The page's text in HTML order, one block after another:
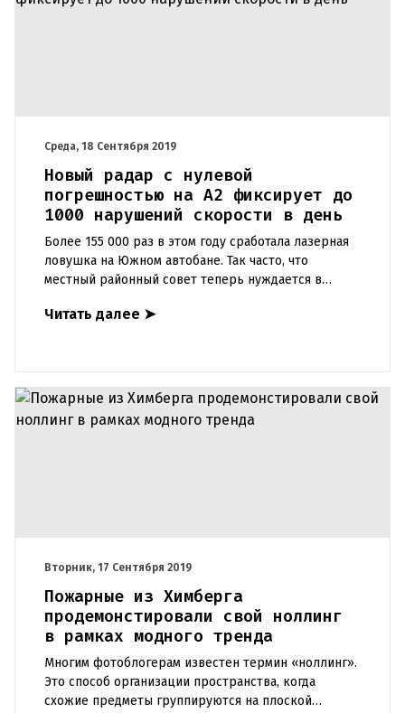
Среда, 18 Сентября 2019
Новый радар с нулевой
погрешностью на А2 фиксирует до
1000 нарушений скорости в день
Более 155 000 раз в этом году сработала лазерная
ловушка на Южном автобане. Так часто, что
местный районный совет теперь нуждается в
штрафов. Вероятно, самая
Читать далее ➤
Вторник, 17 Сентября 2019
Пожарные из Химберга
продемонстировали свой ноллинг
в рамках модного тренда
Многим фотоблогерам известен термин «ноллинг».
Это способ организации пространства, когда
схожие предметы группируются на плоской